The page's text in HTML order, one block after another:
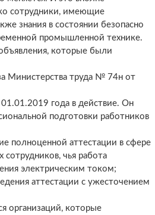
сотрудники, имеющие
знания в состоянии безопасно
промышленной технике.
которые были
Министерства труда № 74н от
года в действие. Он
подготовки работников
полноценной аттестации в сфере
сотрудников, чья работа
электрическим током;
аттестации с ужесточением
организаций, которые